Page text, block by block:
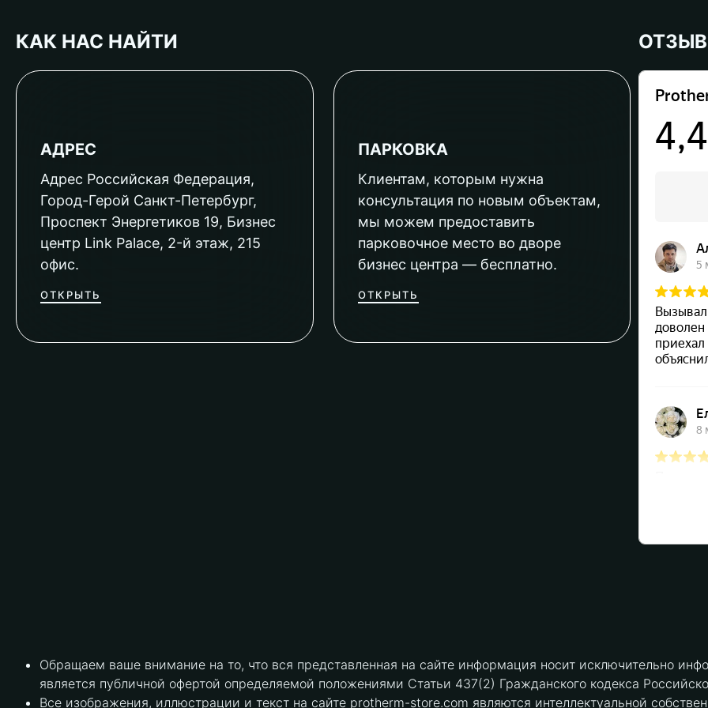
КАК НАС НАЙТИ
АДРЕС
Адрес Российская Федерация,
Город-Герой Санкт-Петербург,
Проспект Энергетиков 19, Бизнес
центр Link Palace, 2-й этаж, 215
офис.
ОТКРЫТЬ
ПАРКОВКА
Клиентам, которым нужна
консультация по новым объектам,
мы можем предоставить
парковочное место во дворе
бизнес центра — бесплатно.
ОТКРЫТЬ
Обращаем ваше внимание на то, что вся представленная на сайте информация носит исключительно
является публичной офертой определяемой положениями Статьи 437(2) Гражданского кодекса
Все изображения, иллюстрации и текст на сайте protherm-store.com являются интеллектуальной